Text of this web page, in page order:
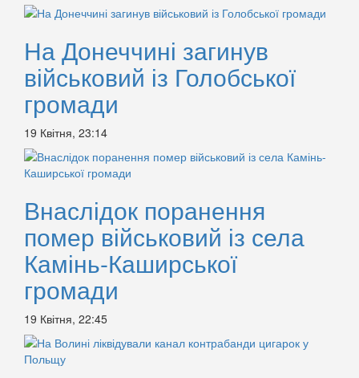
На Донеччині загинув
військовий із Голобської
громади
19 Квітня, 23:14
Внаслідок поранення
помер військовий із села
Камінь-Каширської
громади
19 Квітня, 22:45